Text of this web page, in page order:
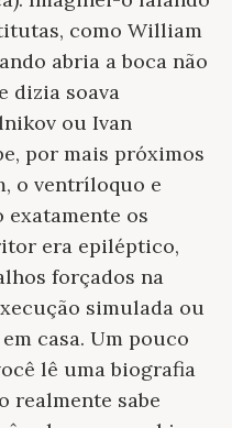
como William
abria a boca não
dizia soava
ou Ivan
por mais próximos
o ventríloquo e
exatamente os
era epiléptico,
forçados na
simulada ou
casa. Um pouco
lê uma biografia
realmente sabe